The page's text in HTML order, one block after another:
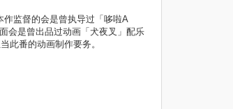
监督的会是曾执导过「哆啦A
会是曾出品过动画「犬夜叉」配乐
此番的动画制作要务。